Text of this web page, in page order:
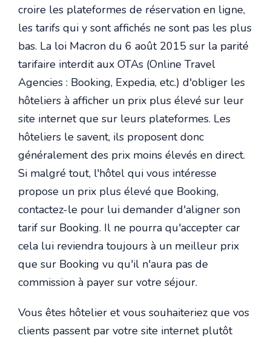
croire les plateformes de réservation en ligne,
les tarifs qui y sont affichés ne sont pas les plus
bas. La loi Macron du 6 août 2015 sur la parité
tarifaire interdit aux OTAs (Online Travel
Agencies : Booking, Expedia, etc.) d'obliger les
hôteliers à afficher un prix plus élevé sur leur
site internet que sur leurs plateformes. Les
hôteliers le savent, ils proposent donc
généralement des prix moins élevés en direct.
Si malgré tout, l'hôtel qui vous intéresse
propose un prix plus élevé que Booking,
contactez-le pour lui demander d'aligner son
tarif sur Booking. Il ne pourra qu'accepter car
cela lui reviendra toujours à un meilleur prix
que sur Booking vu qu'il n'aura pas de
commission à payer sur votre séjour.
Vous êtes hôtelier et vous souhaiteriez que vos
clients passent par votre site internet plutôt